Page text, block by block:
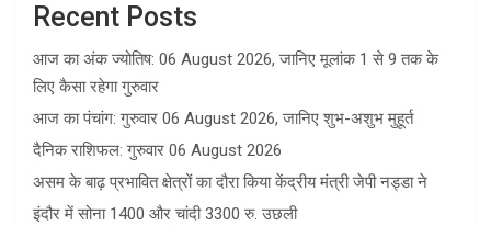
Recent Posts
आज का अंक ज्योतिष: 06 August 2026, जानिए मूलांक 1 से 9 तक के
लिए कैसा रहेगा गुरुवार
आज का पंचांग: गुरुवार 06 August 2026, जानिए शुभ-अशुभ मुहूर्त
दैनिक राशिफल: गुरुवार 06 August 2026
असम के बाढ़ प्रभावित क्षेत्रों का दौरा किया केंद्रीय मंत्री जेपी नड्डा ने
इंदौर में सोना 1400 और चांदी 3300 रु. उछली